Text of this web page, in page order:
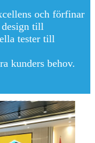
och förfinar
design till
tester till
kunders behov.